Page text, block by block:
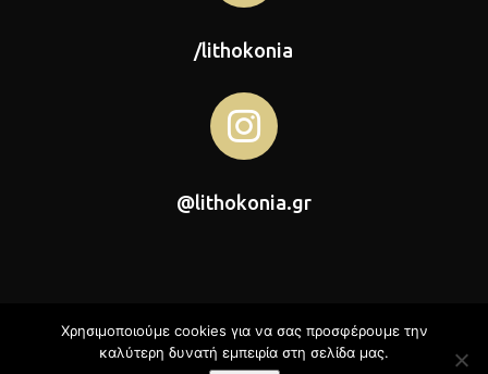
/lithokonia

@lithokonia.gr
Λιθοκονία © 2026
Χρησιμοποιούμε cookies για να σας προσφέρουμε την
καλύτερη δυνατή εμπειρία στη σελίδα μας.